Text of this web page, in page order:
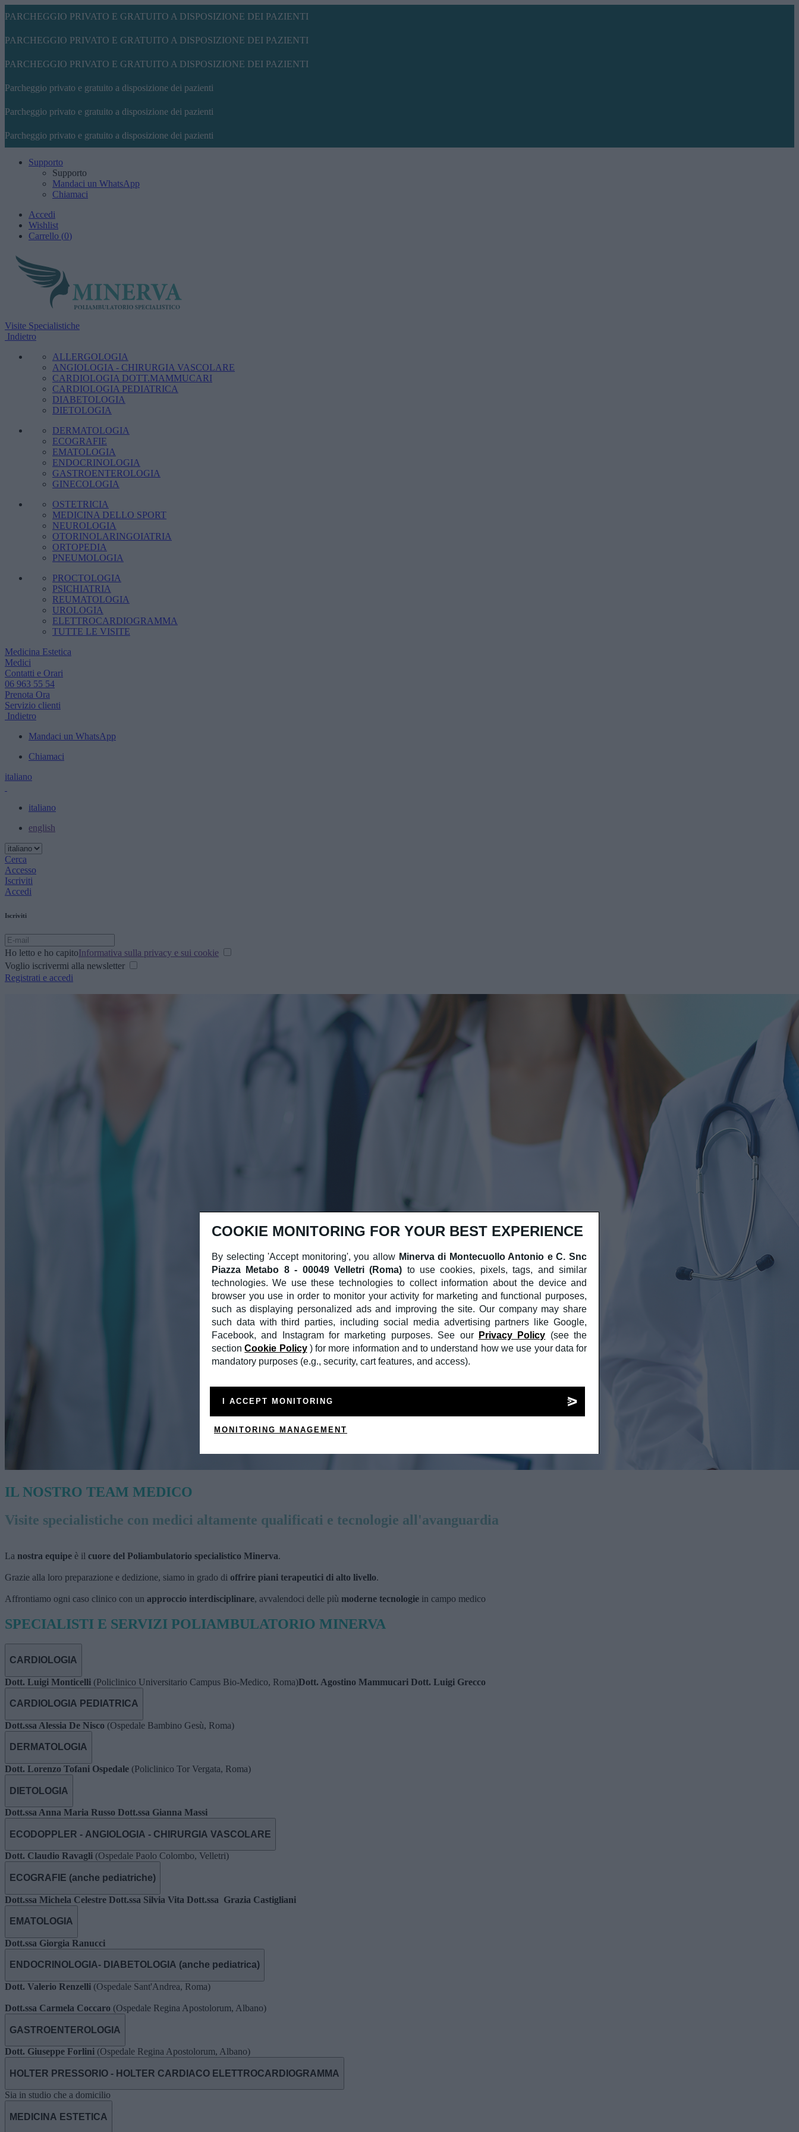
PARCHEGGIO PRIVATO E GRATUITO A DISPOSIZIONE DEI PAZIENTI
PARCHEGGIO PRIVATO E GRATUITO A DISPOSIZIONE DEI PAZIENTI
PARCHEGGIO PRIVATO E GRATUITO A DISPOSIZIONE DEI PAZIENTI
Parcheggio privato e gratuito a disposizione dei pazienti
Parcheggio privato e gratuito a disposizione dei pazienti
Parcheggio privato e gratuito a disposizione dei pazienti
Supporto
Supporto
Mandaci un WhatsApp
Chiamaci
Accedi
Wishlist
Carrello (0)
Visite Specialistiche
Indietro
ALLERGOLOGIA
ANGIOLOGIA - CHIRURGIA VASCOLARE
CARDIOLOGIA DOTT.MAMMUCARI
CARDIOLOGIA PEDIATRICA
DIABETOLOGIA
DIETOLOGIA
DERMATOLOGIA
ECOGRAFIE
EMATOLOGIA
ENDOCRINOLOGIA
GASTROENTEROLOGIA
GINECOLOGIA
OSTETRICIA
MEDICINA DELLO SPORT
NEUROLOGIA
OTORINOLARINGOIATRIA
ORTOPEDIA
PNEUMOLOGIA
PROCTOLOGIA
PSICHIATRIA
REUMATOLOGIA
UROLOGIA
ELETTROCARDIOGRAMMA
TUTTE LE VISITE
Medicina Estetica
Medici
Contatti e Orari
06 963 55 54
Prenota Ora
Servizio clienti
Indietro
Mandaci un WhatsApp
Chiamaci
italiano
italiano
english
Cerca
Accesso
Iscriviti
Accedi
Iscriviti
Ho letto e ho capitoInformativa sulla privacy e sui cookie
Voglio iscrivermi alla newsletter
Registrati e accedi
IL NOSTRO TEAM MEDICO
Visite specialistiche con medici altamente qualificati e tecnologie all'avanguardia
La nostra equipe è il cuore del Poliambulatorio specialistico Minerva.
Grazie alla loro preparazione e dedizione, siamo in grado di offrire piani terapeutici di alto livello.
Affrontiamo ogni caso clinico con un approccio interdisciplinare, avvalendoci delle più moderne tecnologie in campo medico
SPECIALISTI E SERVIZI POLIAMBULATORIO MINERVA
CARDIOLOGIA
Dott. Luigi Monticelli (Policlinico Universitario Campus Bio-Medico, Roma)Dott. Agostino Mammucari Dott. Luigi Grecco
CARDIOLOGIA PEDIATRICA
Dott.ssa Alessia De Nisco (Ospedale Bambino Gesù, Roma)
DERMATOLOGIA
Dott. Lorenzo Tofani Ospedale (Policlinico Tor Vergata, Roma)
DIETOLOGIA
Dott.ssa Anna Maria Russo Dott.ssa Gianna Massi
ECODOPPLER - ANGIOLOGIA - CHIRURGIA VASCOLARE
Dott. Claudio Ravagli (Ospedale Paolo Colombo, Velletri)
ECOGRAFIE (anche pediatriche)
Dott.ssa Michela Celestre Dott.ssa Silvia Vita Dott.ssa Grazia Castigliani
EMATOLOGIA
Dott.ssa Giorgia Ranucci
ENDOCRINOLOGIA- DIABETOLOGIA (anche pediatrica)
Dott. Valerio Renzelli (Ospedale Sant'Andrea, Roma)
Dott.ssa Carmela Coccaro (Ospedale Regina Apostolorum, Albano)
GASTROENTEROLOGIA
Dott. Giuseppe Forlini (Ospedale Regina Apostolorum, Albano)
HOLTER PRESSORIO - HOLTER CARDIACO ELETTROCARDIOGRAMMA
Sia in studio che a domicilio
MEDICINA ESTETICA
COOKIE MONITORING FOR YOUR BEST EXPERIENCE
By selecting 'Accept monitoring', you allow Minerva di Montecuollo Antonio e C. Snc
Piazza Metabo 8 - 00049 Velletri (Roma) to use cookies, pixels, tags, and similar
technologies. We use these technologies to collect information about the device and
browser you use in order to monitor your activity for marketing and functional purposes,
such as displaying personalized ads and improving the site. Our company may share
such data with third parties, including social media advertising partners like Google,
Facebook, and Instagram for marketing purposes. See our
Privacy Policy (see the
section Cookie Policy ) for more information and to understand how we use your data for
mandatory purposes (e.g., security, cart features, and access).
I ACCEPT MONITORING
MONITORING MANAGEMENT